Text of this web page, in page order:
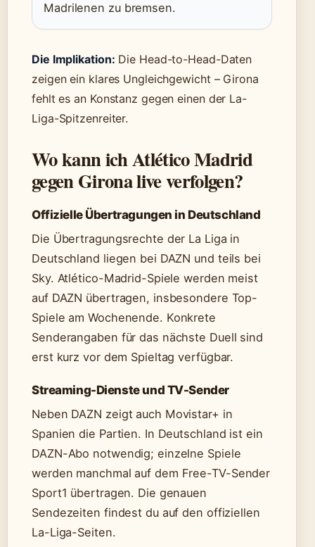
Madrilenen zu bremsen.
Die Implikation: Die Head-to-Head-Daten
zeigen ein klares Ungleichgewicht – Girona
fehlt es an Konstanz gegen einen der La-
Liga-Spitzenreiter.
Wo kann ich Atlético Madrid
gegen Girona live verfolgen?
Offizielle Übertragungen in Deutschland
Die Übertragungsrechte der La Liga in
Deutschland liegen bei DAZN und teils bei
Sky. Atlético-Madrid-Spiele werden meist
auf DAZN übertragen, insbesondere Top-
Spiele am Wochenende. Konkrete
Senderangaben für das nächste Duell sind
erst kurz vor dem Spieltag verfügbar.
Streaming-Dienste und TV-Sender
Neben DAZN zeigt auch Movistar+ in
Spanien die Partien. In Deutschland ist ein
DAZN-Abo notwendig; einzelne Spiele
werden manchmal auf dem Free-TV-Sender
Sport1 übertragen. Die genauen
Sendezeiten findest du auf den offiziellen
La-Liga-Seiten.